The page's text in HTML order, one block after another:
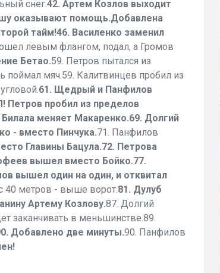
снег.42. Артем Козлов выходит
оказывают помощь.Добавлена
тайм!46. Василенко заменил
левым флангом, подал, а Громов
Бетао.59. Петров пытался из
поймал мяч.59. Калитвинцев пробил из
61. Щедрый и Панфилов
пробил из пределов
Билала меняет Макаренко.69. Долгий
- вместо Пинчука.71. Панфилов
Главины Бацула.72. Петрова
вышел вместо Бойко.77.
вышел один на один, и отквитал
40 метров - выше ворот.81. Дулуб
Артему Козлову.87. Долгий
заканчивать в меньшинстве.89.
Добавлено две минуты.90. Панфилов